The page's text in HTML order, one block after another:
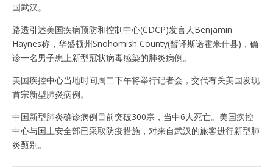
国武汉。
路透引述美国疾病预防和控制中心(CDCP)发言人Benjamin
Haynes称，华盛顿州Snohomish County(暂译斯诺霍米什县)，确
诊一名男子患上新型冠状病毒感染的肺炎病例。
美国疾控中心当地时间周二下午将举行记者会，交代有关美国发现
首宗新型肺炎病例。
中国新型肺炎确诊病例目前突破300宗，当中6人死亡。美国疾控
中心与国土安全部已采取防疫措施，对来自武汉的旅客进行新型肺
炎甄别。